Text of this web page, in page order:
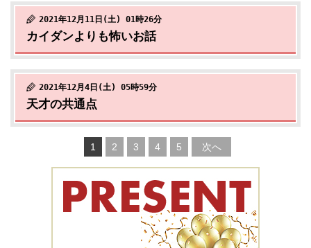
2021年12月11日(土) 01時26分
カイダンよりも怖いお話
2021年12月4日(土) 05時59分
天才の共通点
1 2 3 4 5 次へ